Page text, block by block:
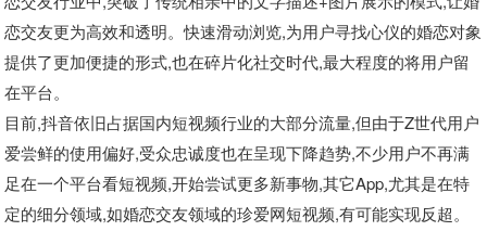
恋交友更为高效和透明。快速滑动浏览,为用户寻找心仪的婚恋对象
提供了更加便捷的形式,也在碎片化社交时代,最大程度的将用户留
在平台。
目前,抖音依旧占据国内短视频行业的大部分流量,但由于Z世代用户
爱尝鲜的使用偏好,受众忠诚度也在呈现下降趋势,不少用户不再满
足在一个平台看短视频,开始尝试更多新事物,其它App,尤其是在特
定的细分领域,如婚恋交友领域的珍爱网短视频,有可能实现反超。